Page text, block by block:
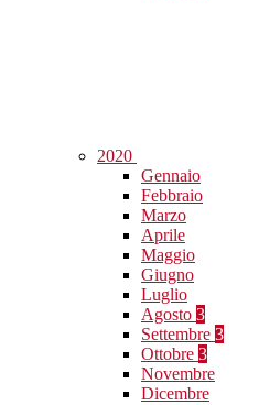
2020
Gennaio
Febbraio
Marzo
Aprile
Maggio
Giugno
Luglio
Agosto 3
Settembre 3
Ottobre 3
Novembre
Dicembre